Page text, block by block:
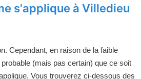
s'applique à Villedieu
Cependant, en raison de la faible
(mais pas certain) que ce soit
Vous trouverez ci-dessous des